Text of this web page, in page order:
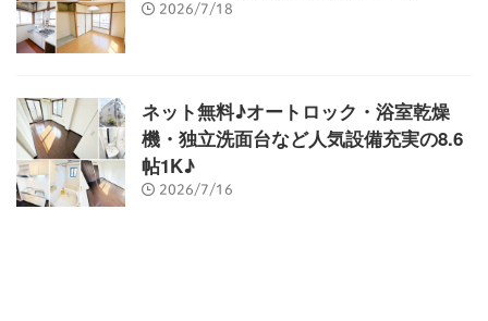
2026/7/18
ネット無料♪オートロック・浴室乾燥
機・独立洗面台など人気設備充実の8.6
帖1K♪
2026/7/16